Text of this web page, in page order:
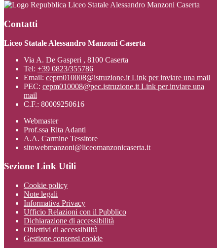
Liceo Statale Alessandro Manzoni Caserta
Contatti
Liceo Statale Alessandro Manzoni Caserta
Via A. De Gasperi , 8100 Caserta
Tel: +39 0823/355786
Email: cepm010008@istruzione.it Link per inviare una mail
PEC: cepm010008@pec.istruzione.it Link per inviare una
mail
C.F.: 80009250616
Webmaster
Prof.ssa Rita Adanti
A.A. Carmine Tessitore
sitowebmanzoni@liceomanzonicaserta.it
Sezione Link Utili
Cookie policy
Note legali
Informativa Privacy
Ufficio Relazioni con il Pubblico
Dichiarazione di accessibilità
Obiettivi di accessibilità
Gestione consensi cookie